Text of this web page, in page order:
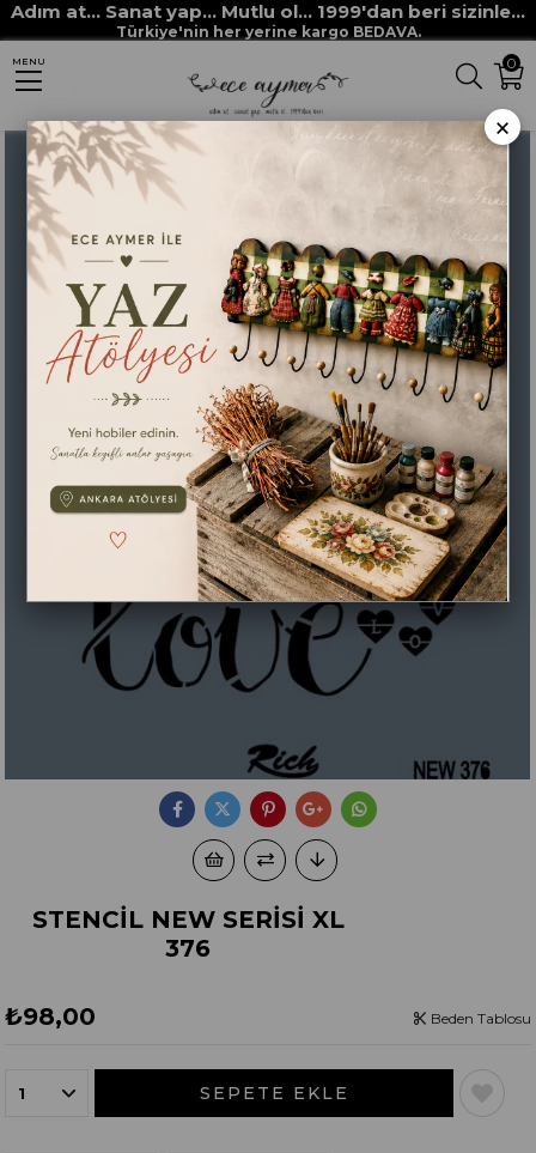
Adım at... Sanat yap... Mutlu ol... 1999'dan beri sizinle...
Türkiye'nin her yerine kargo BEDAVA.
0
MENU
Anasayfa STENCİLLER RİCH STENCİL ŞABLONLARI Rich New Seri XL
STENCİL NEW SERİSİ XL 376
STENCİL NEW SERİSİ XL
376
₺98,00 Beden Tablosu
×